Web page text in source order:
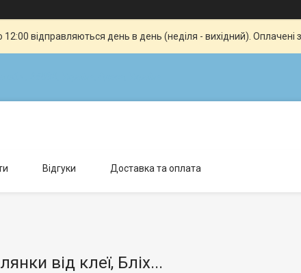
відправляються день в день (неділя - вихідний). Оплачені
Відгуки Доставка та оплата
від клеї, Бліх...